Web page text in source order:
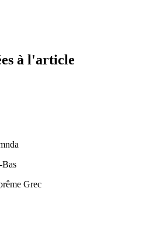
à l'article
Bas
Grec